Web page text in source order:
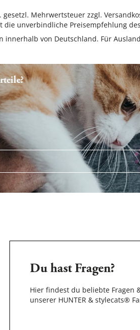
gesetzl. Mehrwertsteuer zzgl.
die unverbindliche Preisempfehlung
innerhalb von Deutschland. Für
Du hast Fragen?
Hier findest du beliebte Fragen
unserer HUNTER & stylecats®